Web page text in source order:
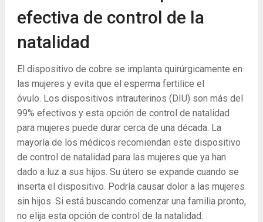
efectiva de control de la
natalidad
El dispositivo de cobre se implanta quirúrgicamente en
las mujeres y evita que el esperma fertilice el
óvulo. Los dispositivos intrauterinos (DIU) son más del
99% efectivos y esta opción de control de natalidad
para mujeres puede durar cerca de una década. La
mayoría de los médicos recomiendan este dispositivo
de control de natalidad para las mujeres que ya han
dado a luz a sus hijos. Su útero se expande cuando se
inserta el dispositivo. Podría causar dolor a las mujeres
sin hijos. Si está buscando comenzar una familia pronto,
no elija esta opción de control de la natalidad.